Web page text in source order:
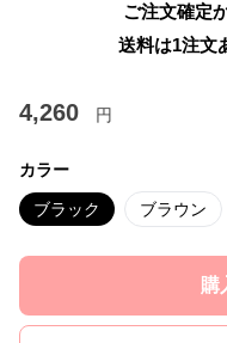
ご注文確定
送料は1注文
4,260 円
カラー
ブラック ブラウン
購